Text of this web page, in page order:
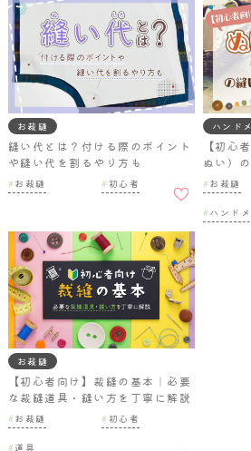
お裁縫
縫い代とは？付ける際のポイント
や縫い代を割るやり方も
お裁縫 初心者
入りに
ハンド
【初心
ぬい）
お裁縫
ハンド
お裁縫
【初心者向け】裁縫の基本｜必要
な裁縫道具・縫い方を丁寧に解説
お裁縫 初心者
道具